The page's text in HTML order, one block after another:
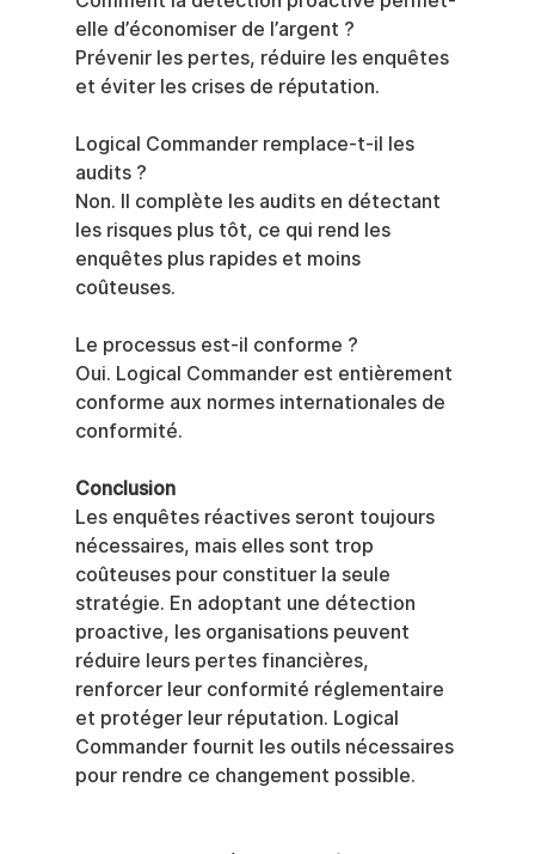
elle d’économiser de l’argent ?
Prévenir les pertes, réduire les enquêtes
et éviter les crises de réputation.
Logical Commander remplace-t-il les
audits ?
Non. Il complète les audits en détectant
les risques plus tôt, ce qui rend les
enquêtes plus rapides et moins
coûteuses.
Le processus est-il conforme ?
Oui. Logical Commander est entièrement
conforme aux normes internationales de
conformité.
Conclusion
Les enquêtes réactives seront toujours
nécessaires, mais elles sont trop
coûteuses pour constituer la seule
stratégie. En adoptant une détection
proactive, les organisations peuvent
réduire leurs pertes financières,
renforcer leur conformité réglementaire
et protéger leur réputation. Logical
Commander fournit les outils nécessaires
pour rendre ce changement possible.